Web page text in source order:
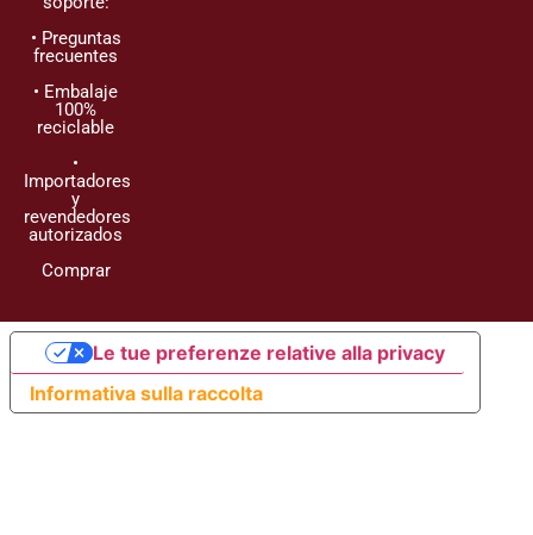
• Preguntas
frecuentes
• Embalaje
100%
reciclable
•
Importadores
y
revendedores
autorizados
Comprar
Informativa sulla raccolta
Le tue preferenze relative alla privacy